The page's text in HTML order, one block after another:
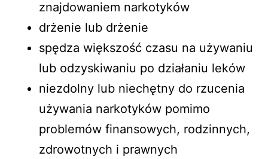
znajdowaniem narkotyków
drżenie lub drżenie
spędza większość czasu na używaniu
lub odzyskiwaniu po działaniu leków
niezdolny lub niechętny do rzucenia
używania narkotyków pomimo
problemów finansowych, rodzinnych,
zdrowotnych i prawnych